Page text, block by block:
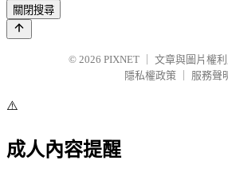
關閉搜尋
© 2026 PIXNET
文章與圖片權
隱私權政策
服務聲
⚠️
成人內容提醒